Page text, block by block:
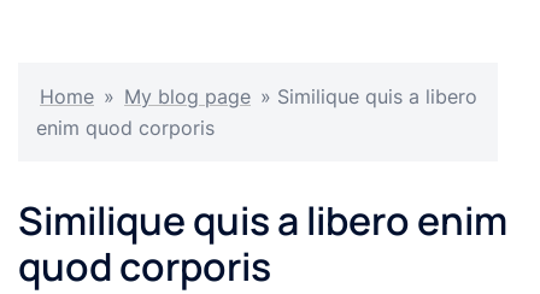
Home » My blog page » Similique quis a libero
enim quod corporis
Similique quis a libero enim
quod corporis